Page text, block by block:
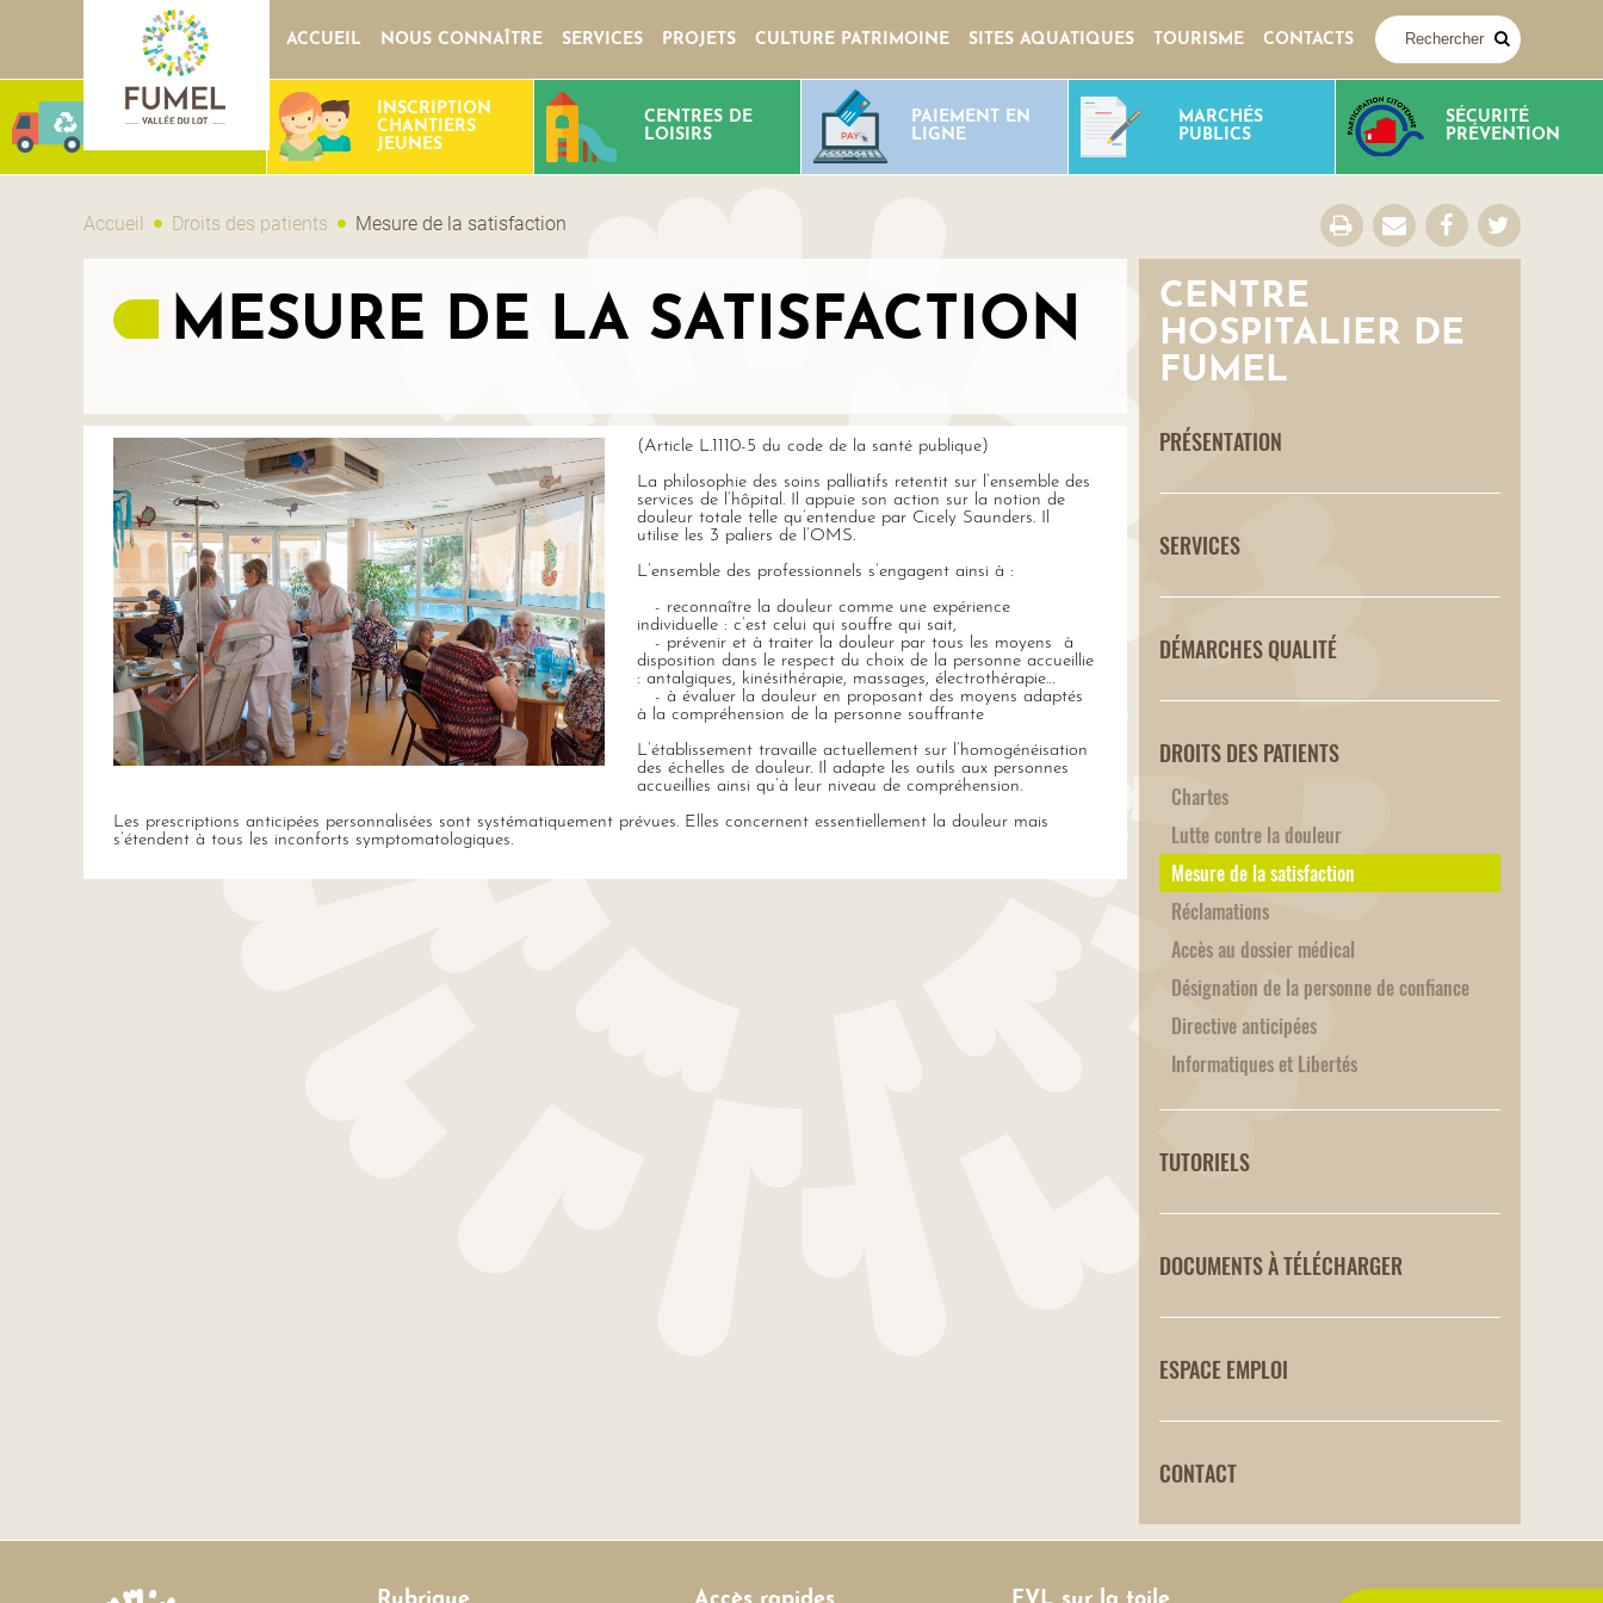
ACCUEIL NOUS CONNAÎTRE SERVICES PROJETS CULTURE PATRIMOINE SITES AQUATIQUES TOURISME CONTACTS
DÉCHETS
INSCRIPTION
CHANTIERS
JEUNES
CENTRES DE
LOISIRS
PAIEMENT EN
LIGNE
MARCHÉS
PUBLICS
SÉCURITÉ
PRÉVENTION
Accueil Droits des patients Mesure de la satisfaction
MESURE DE LA SATISFACTION
(Article L.1110-5 du code de la santé publique)
La philosophie des soins palliatifs retentit sur l’ensemble des
services de l’hôpital. Il appuie son action sur la notion de
douleur totale telle qu’entendue par Cicely Saunders. Il
utilise les 3 paliers de l’OMS.
L’ensemble des professionnels s’engagent ainsi à :
- reconnaître la douleur comme une expérience
individuelle : c’est celui qui souffre qui sait,
- prévenir et à traiter la douleur par tous les moyens à
disposition dans le respect du choix de la personne accueillie
: antalgiques, kinésithérapie, massages, électrothérapie…
- à évaluer la douleur en proposant des moyens adaptés
à la compréhension de la personne souffrante
L’établissement travaille actuellement sur l’homogénéisation
des échelles de douleur. Il adapte les outils aux personnes
accueillies ainsi qu’à leur niveau de compréhension.
Les prescriptions anticipées personnalisées sont systématiquement prévues. Elles concernent essentiellement la douleur mais
s’étendent à tous les inconforts symptomatologiques.
CENTRE
HOSPITALIER DE
FUMEL
PRÉSENTATION
SERVICES
DÉMARCHES QUALITÉ
DROITS DES PATIENTS
Chartes
Lutte contre la douleur
Mesure de la satisfaction
Réclamations
Accès au dossier médical
Désignation de la personne de confiance
Directive anticipées
Informatiques et Libertés
TUTORIELS
DOCUMENTS À TÉLÉCHARGER
ESPACE EMPLOI
CONTACT